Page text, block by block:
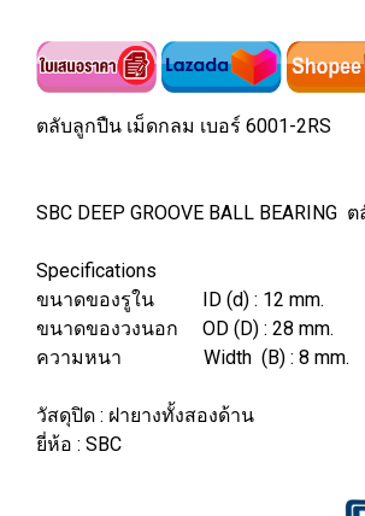
ตลับลูกปืน เม็ดกลม เบอร์ 6001-2RS
SBC DEEP GROOVE BALL BEARING
Specifications
ขนาดของรูใน ID (d) : 12 mm.
ขนาดของวงนอก OD (D) : 28 mm.
ความหนา Width (B) : 8 mm.
วัสดุปิด : ฝายางทั้งสองด้าน
ยี่ห้อ : SBC